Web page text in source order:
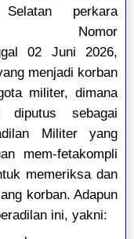
perkara
Nomor
02 Juni 2026,
menjadi korban
militer, dimana
diputus sebagai
Militer yang
mem-fetakompli
memeriksa dan
korban. Adapun
ini, yakni: